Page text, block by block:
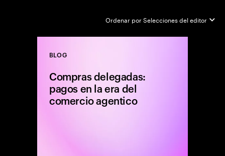
Ordenar porSelecciones del editor
BLOG
Compras delegadas:
pagos en la era del
comercio agentico